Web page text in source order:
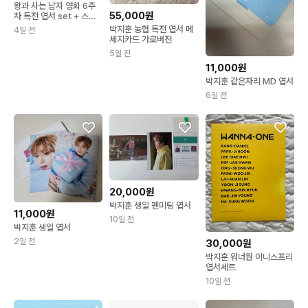
왕과 사는 남자 영화 6주
차 특전 엽서 set + 스티
커 박지훈 왕사남
4일 전
55,000원
박지훈 농협 특전 엽서 메
세지카드 가로버전
5일 전
11,000원
박지훈 같은자리 MD 엽서
6일 전
11,000원
박지훈 생일 엽서
2일 전
20,000원
박지훈 생일 팬미팅 엽서
10일 전
30,000원
박지훈 워너원 이니스프리
엽서세트
10일 전